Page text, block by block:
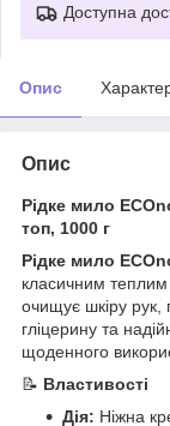
Доступна
Опис
Опис
Рідке мило
топ, 1000 г
Рідке мило
класичним
очищує шкіру рук,
гліцерину та
щоденного
📝 Властивості
Дія: Ніжна